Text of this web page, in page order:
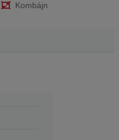
Kombájn